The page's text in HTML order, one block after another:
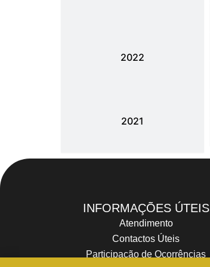
2022
2021
INFORMAÇÕES ÚTEIS
Atendimento
Contactos Úteis
Participação de Ocorrências